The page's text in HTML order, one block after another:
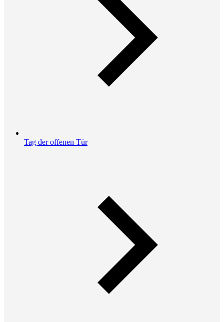
Tag der offenen Tür